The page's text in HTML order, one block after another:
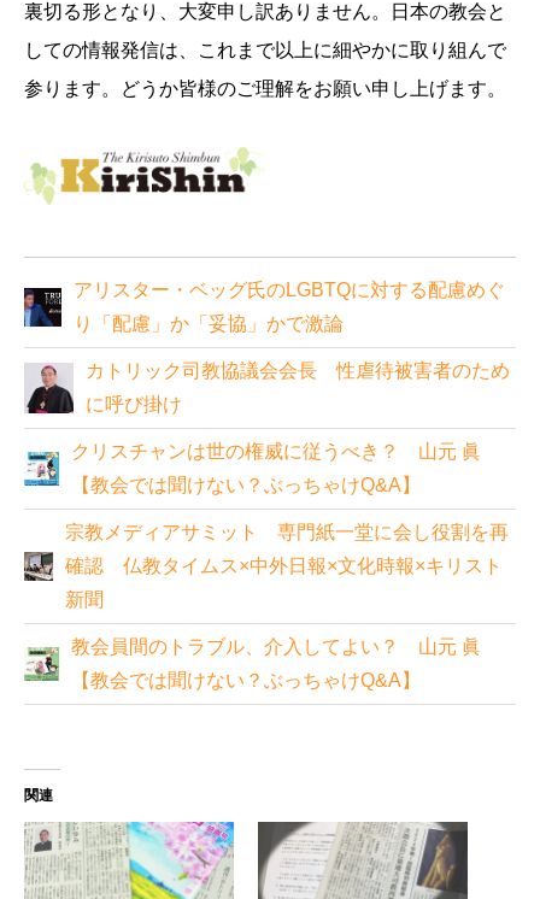
裏切る形となり、大変申し訳ありません。日本の教会と
しての情報発信は、これまで以上に細やかに取り組んで
参ります。どうか皆様のご理解をお願い申し上げます。
アリスター・ベッグ氏のLGBTQに対する配慮めぐ
り「配慮」か「妥協」かで激論
カトリック司教協議会会長 性虐待被害者のため
に呼び掛け
クリスチャンは世の権威に従うべき？ 山元 眞
【教会では聞けない？ぶっちゃけQ&A】
宗教メディアサミット 専門紙一堂に会し役割を再
確認 仏教タイムス×中外日報×文化時報×キリスト
新聞
教会員間のトラブル、介入してよい？ 山元 眞
【教会では聞けない？ぶっちゃけQ&A】
関連